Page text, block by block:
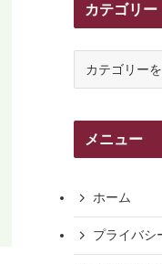
カテゴリー
リ
メニュー
ホーム
プライバシ